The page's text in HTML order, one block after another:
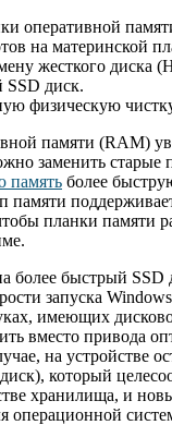
оперативной
на материнской
жесткого диска
SSD диск.
физическую
памяти (RAM)
заменить старые
память более
памяти
планки памяти
более быстрый SSD
запуска
имеющих
вместо привода
на устройстве
который
хранилища, и
операционной